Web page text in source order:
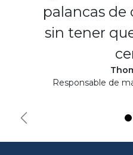
palancas
sin tener
Responsable de
Précédent